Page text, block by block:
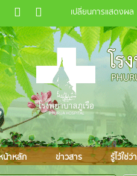
เปลี่ยนการแสดงผล
น้าหลัก ข่าวสาร รู้ไว้ใช่ว่า